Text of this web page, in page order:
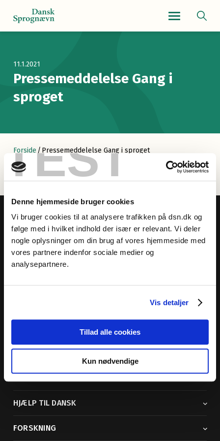
TEST
Denne hjemmeside bruger cookies
Vi bruger cookies til at analysere trafikken på dsn.dk og
følge med i hvilket indhold der især er relevant. Vi deler
nogle oplysninger om din brug af vores hjemmeside med
vores partnere indenfor sociale medier og
analysepartnere.
Vis detaljer
Tillad alle cookies
Kun nødvendige
Navigationsmenu
11.1.2021
Pressemeddelelse Gang i
sproget
Forside / Pressemeddelelse Gang i sproget
Dansk Sprognævn
Adelgade 119 B
Vi findes også på sociale medier
HJÆLP TIL DANSK
FORSKNING